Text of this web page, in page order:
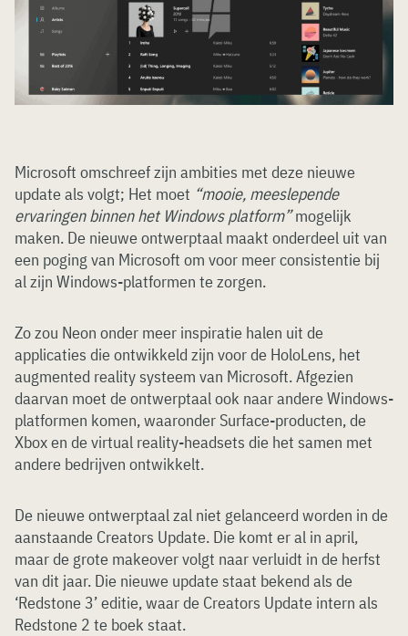
Microsoft omschreef zijn ambities met deze nieuwe
update als volgt; Het moet “mooie, meeslepende
ervaringen binnen het Windows platform”mogelijk
maken. De nieuwe ontwerptaal maakt onderdeel uit van
een poging van Microsoft om voor meer consistentie bij
al zijn Windows-platformen te zorgen.
Zo zou Neon onder meer inspiratie halen uit de
applicaties die ontwikkeld zijn voor de HoloLens, het
augmented reality systeem van Microsoft. Afgezien
daarvan moet de ontwerptaal ook naar andere Windows-
platformen komen, waaronder Surface-producten, de
Xbox en de virtual reality-headsets die het samen met
andere bedrijven ontwikkelt.
De nieuwe ontwerptaal zal niet gelanceerd worden in de
aanstaande Creators Update. Die komt er al in april,
maar de grote makeover volgt naar verluidt in de herfst
van dit jaar. Die nieuwe update staat bekend als de
‘Redstone 3’ editie, waar de Creators Update intern als
Redstone 2 te boek staat.